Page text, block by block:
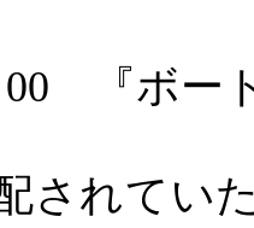
00
『ボー
されてい